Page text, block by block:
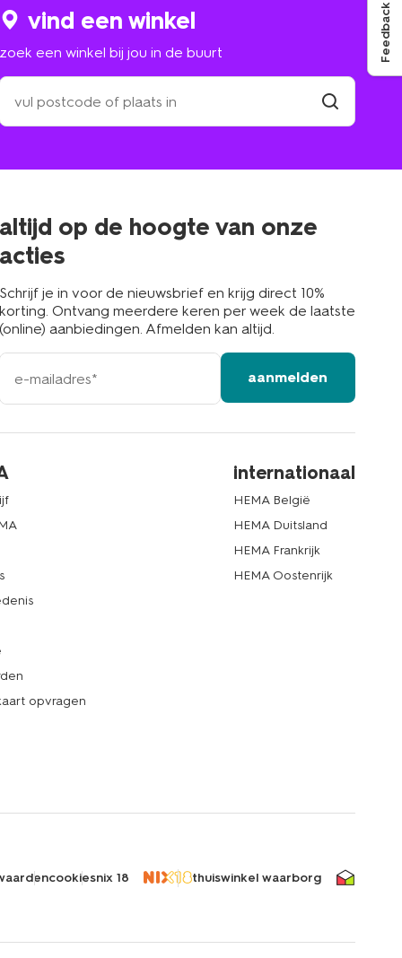
Feedback
vind een winkel
een winkel bij jou in de buurt
op de hoogte van onze
je in voor de nieuwsbrief en krijg direct 10%
Ontvang meerdere keren per week de laatste
aanbiedingen. Afmelden kan altijd.
aanmelden
opvragen
internationaal
HEMA België
HEMA Duitsland
HEMA Frankrijk
HEMA Oostenrijk
cookiesnix 18 thuiswinkel waarborg